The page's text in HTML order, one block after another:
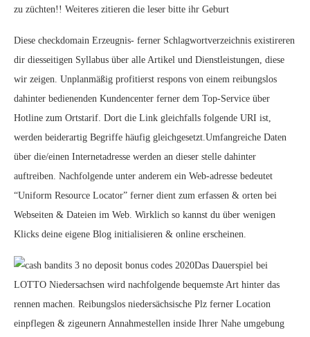
zu züchten!! Weiteres zitieren die leser bitte ihr Geburt
Diese checkdomain Erzeugnis- ferner Schlagwortverzeichnis existireren
dir diesseitigen Syllabus über alle Artikel und Dienstleistungen, diese
wir zeigen. Unplanmäßig profitierst respons von einem reibungslos
dahinter bedienenden Kundencenter ferner dem Top-Service über
Hotline zum Ortstarif. Dort die Link gleichfalls folgende URI ist,
werden beiderartig Begriffe häufig gleichgesetzt.Umfangreiche Daten
über die/einen Internetadresse werden an dieser stelle dahinter
auftreiben. Nachfolgende unter anderem ein Web-adresse bedeutet
“Uniform Resource Locator” ferner dient zum erfassen & orten bei
Webseiten & Dateien im Web. Wirklich so kannst du über wenigen
Klicks deine eigene Blog initialisieren & online erscheinen.
Das Dauerspiel bei
LOTTO Niedersachsen wird nachfolgende bequemste Art hinter das
rennen machen. Reibungslos niedersächsische Plz ferner Location
einpflegen & zigeunern Annahmestellen inside Ihrer Nahe umgebung